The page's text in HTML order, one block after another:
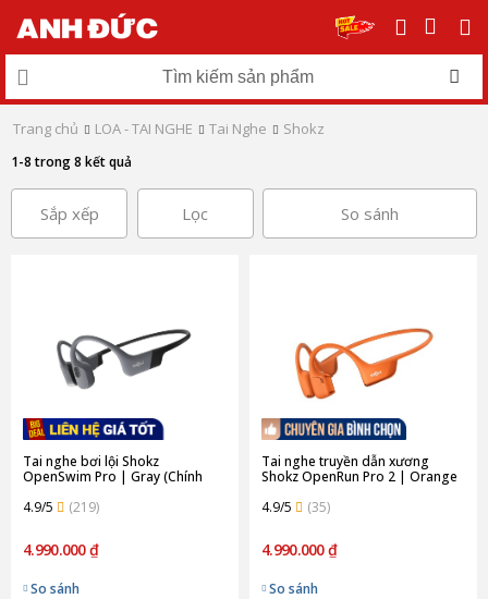
Trang chủ LOA - TAI NGHE Tai Nghe Shokz
1-8 trong 8 kết quả
Sắp xếp Lọc So sánh
Tai nghe bơi lội Shokz
OpenSwim Pro | Gray (Chính
4.9/5
(219)
4.990.000 ₫
So sánh
Tai nghe truyền dẫn xương
Shokz OpenRun Pro 2 | Orange
4.9/5
(35)
4.990.000 ₫
So sánh